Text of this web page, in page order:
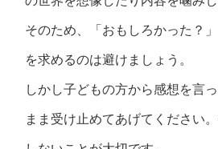
そのため、「おもしろかった？
を求めるのは避けましょう。
しかし子どもの方から感想を言
まま受け止めてあげてください